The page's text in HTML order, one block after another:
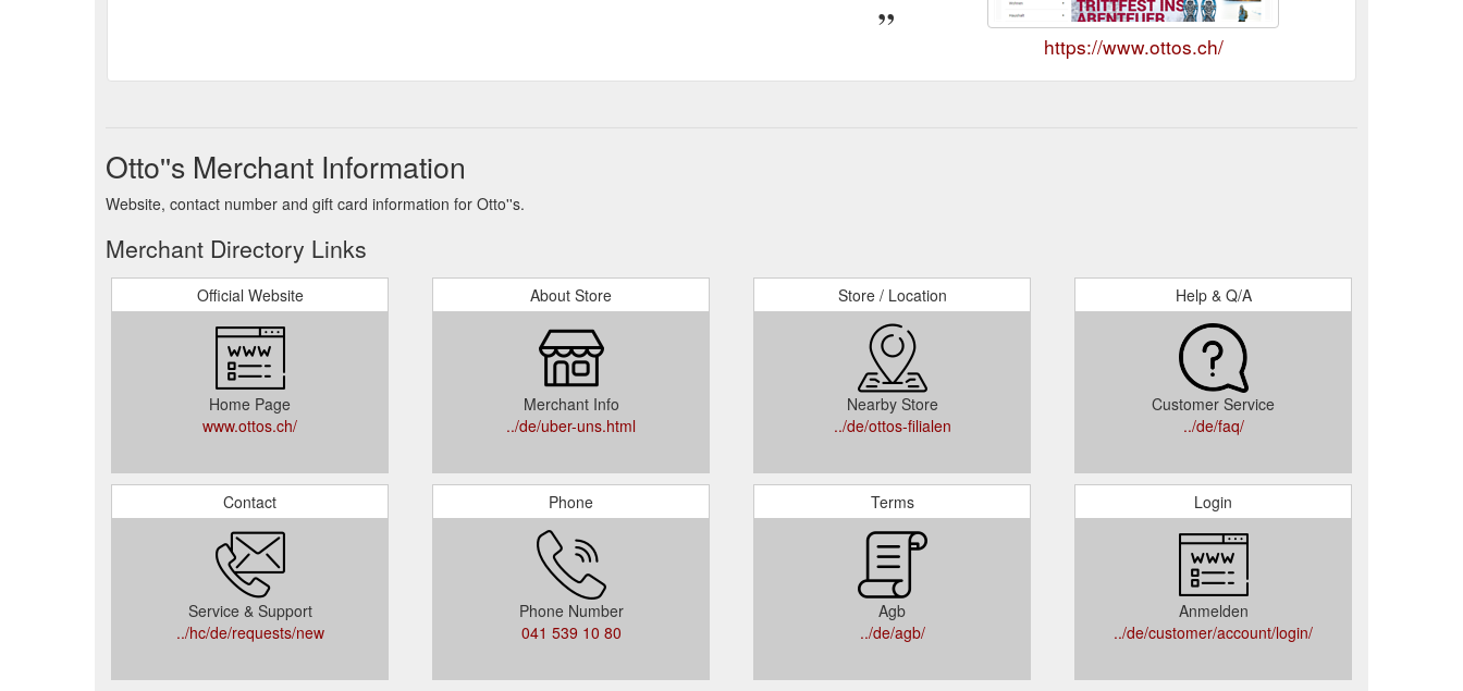
https://www.ottos.ch/
Otto''s Merchant Information
Website, contact number and gift card information for Otto''s.
Merchant Directory Links
Official Website
Home Page
www.ottos.ch/
About Store
Merchant Info
../de/uber-uns.html
Store / Location
Nearby Store
../de/ottos-filialen
Help & Q/A
Customer Service
../de/faq/
Contact
Service & Support
../hc/de/requests/new
Phone
Phone Number
041 539 10 80
Terms
Agb
../de/agb/
Login
Anmelden
../de/customer/account/login/